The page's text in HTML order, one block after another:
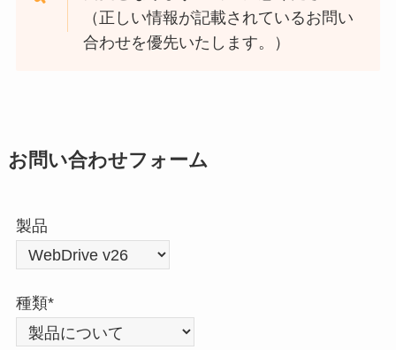
（正しい情報が記載されているお問い
合わせを優先いたします。）
お問い合わせフォーム
製品
種類*